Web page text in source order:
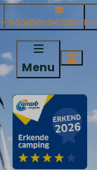
(0)515-542937
Menu